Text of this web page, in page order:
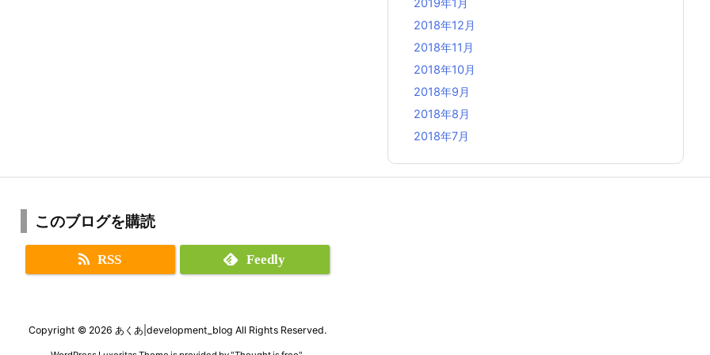
2019年1月
2018年12月
2018年11月
2018年10月
2018年9月
2018年8月
2018年7月
このブログを購読
RSS Feedly
Copyright © 2026 あくあ|development_blog All Rights Reserved.